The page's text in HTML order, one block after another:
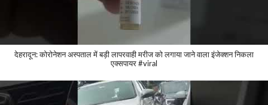
देहरादून: कोरोनेशन अस्पताल में बड़ी लापरवाही मरीज को लगाया जाने वाला इंजेक्शन निकला
एक्सपायर #viral